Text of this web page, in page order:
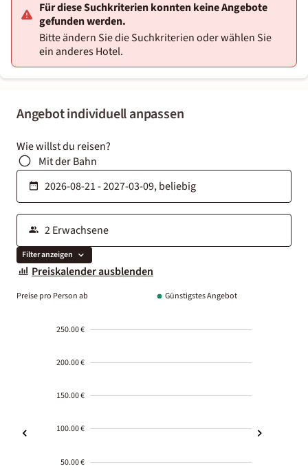
Angebot individuell anpassen
Wie willst du reisen?
Mit der Bahn
Filter anzeigen
Preiskalender ausblenden
Preise pro Person ab Günstigstes Angebot
250.00 €
200.00 €
150.00 €
100.00 €
50.00 €
Für diese Suchkriterien konnten keine Angebote
gefunden werden.
Bitte ändern Sie die Suchkriterien oder wählen Sie
ein anderes Hotel.